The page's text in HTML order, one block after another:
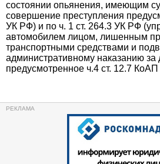
состоянии опьянения, имеющим
совершение преступления
УК РФ) и по ч. 1 ст. 264.3 УК РФ
автомобилем лицом, лишенным
транспортными средствами и
административному наказанию за
предусмотренное ч.4 ст. 12.7